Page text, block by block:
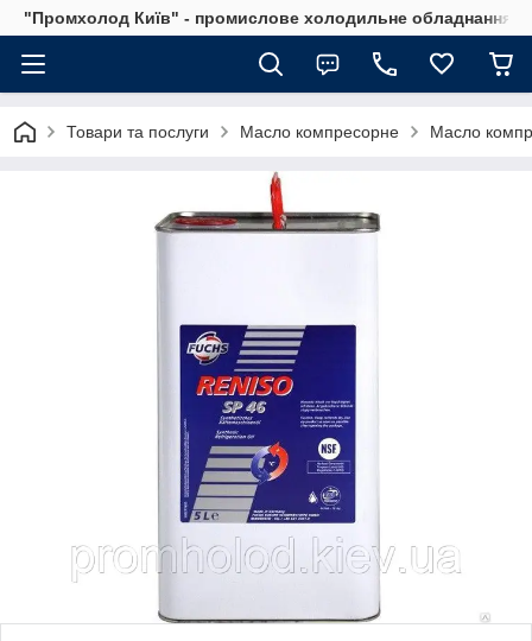
"Промхолод Київ" - промислове холодильне обладнання.
Товари та послуги Масло компресорне Масло